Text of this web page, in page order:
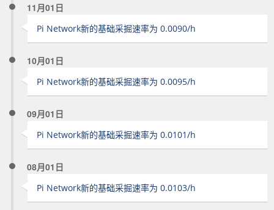
11月01日
Pi Network新的基础采掘速率为 0.0090/h
10月01日
Pi Network新的基础采掘速率为 0.0095/h
09月01日
Pi Network新的基础采掘速率为 0.0101/h
08月01日
Pi Network新的基础采掘速率为 0.0103/h